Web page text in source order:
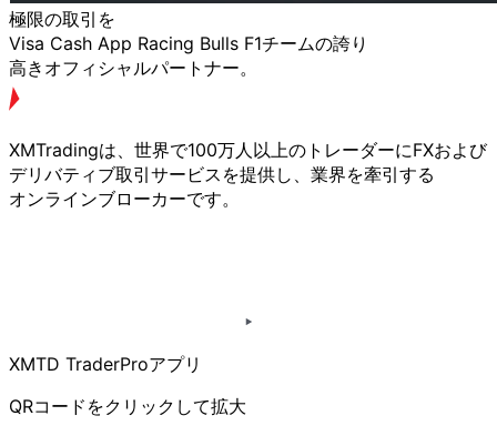
極限の取引を
Visa Cash App Racing Bulls F1チームの誇り
高きオフィシャルパートナー。
XMTradingは、 世界で100万人以上の トレーダーにFXおよび
デリバティブ取引サービスを提供し、 業界を牽引する
オンラインブローカーです。
XMTD TraderProアプリ
QRコードをクリックして拡大